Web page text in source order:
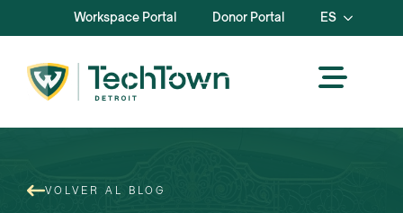
Workspace Portal Donor Portal ES
VOLVER AL BLOG